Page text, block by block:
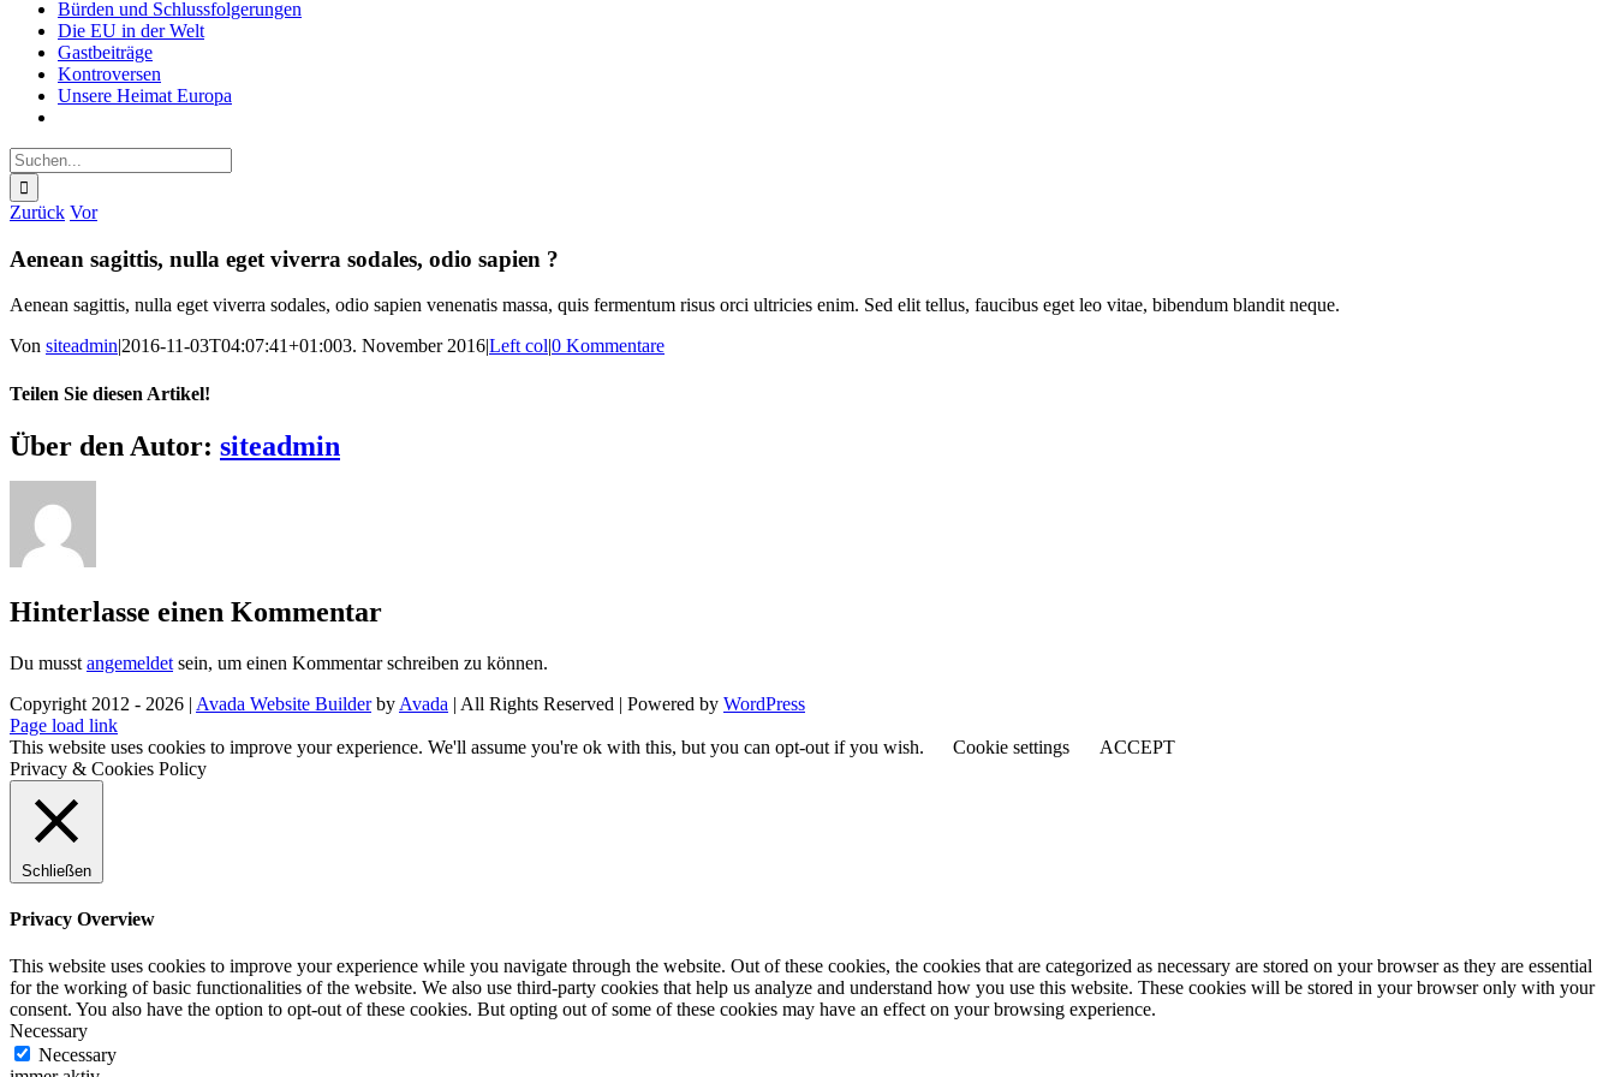
Bürden und Schlussfolgerungen
Die EU in der Welt
Gastbeiträge
Kontroversen
Unsere Heimat Europa
Suche
nach:
Zurück Vor
Aenean sagittis, nulla eget viverra sodales, odio sapien ?
Aenean sagittis, nulla eget viverra sodales, odio sapien venenatis massa, quis fermentum risus orci ultricies enim. Sed elit tellus, faucibus eget leo vitae, bibendum blandit neque.
Von siteadmin|2016-11-03T04:07:41+01:003. November 2016|Left col|0 Kommentare
Teilen Sie diesen Artikel!
Facebook
X
Bluesky
Reddit
LinkedIn
WhatsApp
Telegram
Tumblr
Pinterest
Xing
E-
Mail
Über den Autor: siteadmin
Hinterlasse einen Kommentar
Du musst angemeldet sein, um einen Kommentar schreiben zu können.
Copyright 2012 - 2026 | Avada Website Builderby Avada | All Rights Reserved | Powered by WordPress
Facebook
X
Instagram
Pinterest
Page load link
This website uses cookies to improve your experience. We'll assume you're ok with this, but you can opt-out if you wish.
Cookie settings
ACCEPT
Privacy & Cookies Policy
Schließen
Privacy Overview
This website uses cookies to improve your experience while you navigate through the website. Out of these cookies, the cookies that are categorized as necessary are stored on your browser as they are essential
for the working of basic functionalities of the website. We also use third-party cookies that help us analyze and understand how you use this website. These cookies will be stored in your browser only with your
consent. You also have the option to opt-out of these cookies. But opting out of some of these cookies may have an effect on your browsing experience.
Necessary
Necessary